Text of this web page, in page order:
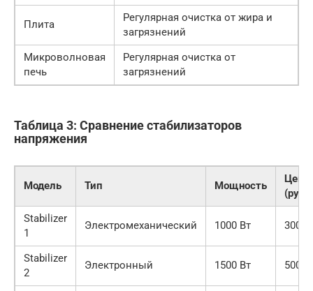
Плита
Регулярная очистка от жира и
загрязнений
Микроволновая
печь
Регулярная очистка от
загрязнений
Таблица 3: Сравнение стабилизаторов
напряжения
Модель Тип Мощность
Цена
(руб.)
Stabilizer
1
Электромеханический 1000 Вт 3000
Stabilizer
2
Электронный 1500 Вт 5000